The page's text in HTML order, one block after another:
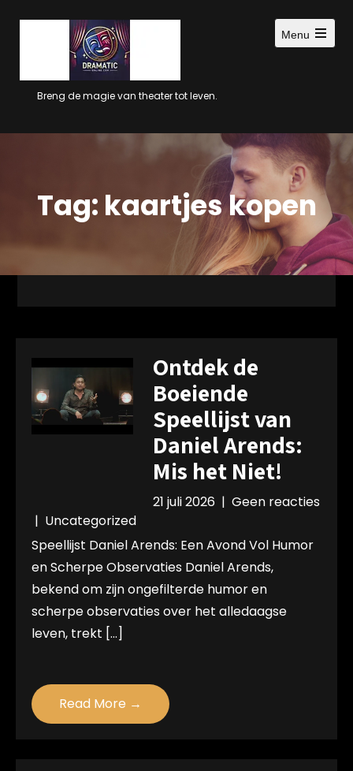
Breng de magie van theater tot leven.
Menu
Open
Tag: kaartjes kopen
Ontdek de
Boeiende
Speellijst van
Daniel Arends:
Mis het Niet!
21 juli 2026 | Geen reacties
| Uncategorized
Speellijst Daniel Arends: Een Avond Vol Humor
en Scherpe Observaties Daniel Arends,
bekend om zijn ongefilterde humor en
scherpe observaties over het alledaagse
leven, trekt […]
Read More →